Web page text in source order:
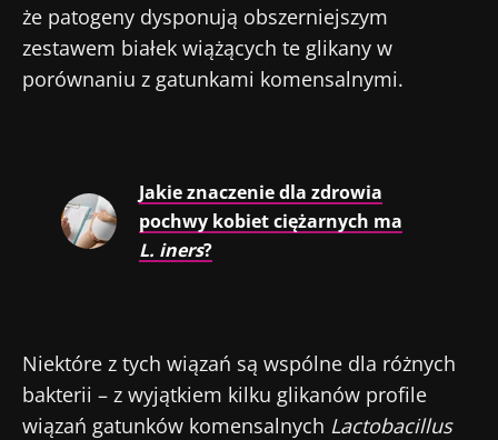
że patogeny dysponują obszerniejszym
zestawem białek wiążących te glikany w
porównaniu z gatunkami komensalnymi.
Jakie znaczenie dla zdrowia
pochwy kobiet ciężarnych ma
L. iners?
Niektóre z tych wiązań są wspólne dla różnych
bakterii – z wyjątkiem kilku glikanów profile
wiązań gatunków komensalnych Lactobacillus